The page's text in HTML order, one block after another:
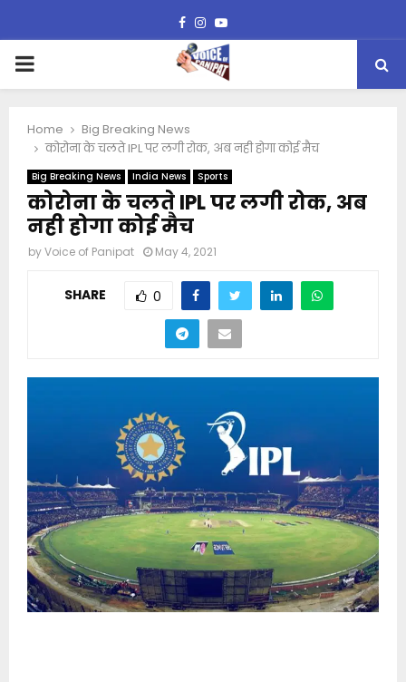
Facebook
Instagram
Youtube
PRIMARY
Home
Big Breaking News
कोरोना के चलते IPL पर लगी रोक, अब नही होगा कोई मैच
Big Breaking News India News Sports
कोरोना के चलते IPL पर लगी रोक, अब
नही होगा कोई मैच
byVoice of Panipat May 4, 2021
SHARE 0